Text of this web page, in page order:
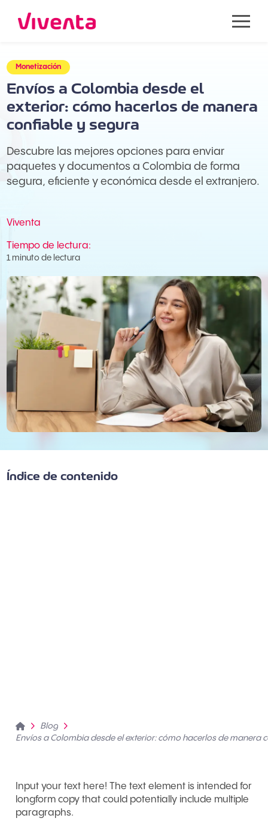
Monetización
Envíos a Colombia desde el
exterior: cómo hacerlos de manera
confiable y segura
Descubre las mejores opciones para enviar
paquetes y documentos a Colombia de forma
segura, eficiente y económica desde el extranjero.
Viventa
Tiempo de lectura:
1 minuto de lectura
Índice de contenido
HomeBlog
Envíos a Colombia desde el exterior: cómo hacerlos de manera
Input your text here! The text element is intended for
longform copy that could potentially include multiple
paragraphs.